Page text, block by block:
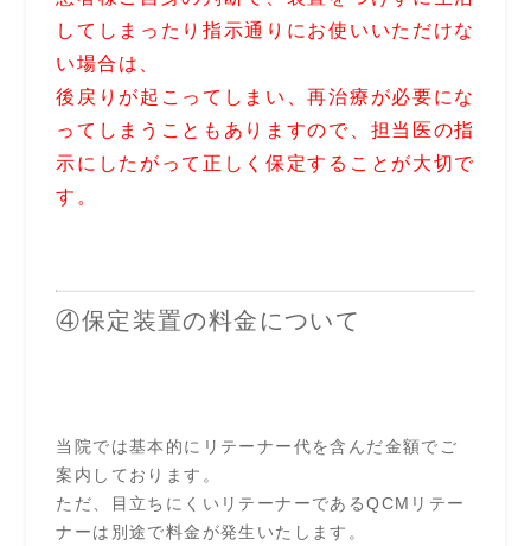
してしまったり指示通りにお使いいただけな
い場合は、
後戻りが起こってしまい、再治療が必要にな
ってしまうこともありますので、担当医の指
示にしたがって正しく保定することが大切で
す。
④保定装置の料金について
当院では基本的にリテーナー代を含んだ金額でご
案内しております。
ただ、目立ちにくいリテーナーであるQCMリテー
ナーは別途で料金が発生いたします。